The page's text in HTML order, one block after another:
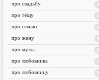
про свадьбу
про тёщу
про семью
про жену
про мужа
про любовника
про любовницу